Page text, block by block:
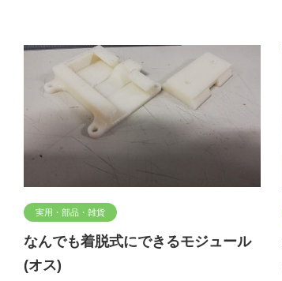
実用・部品・雑貨
なんでも着脱式にできるモジュール
(オス)